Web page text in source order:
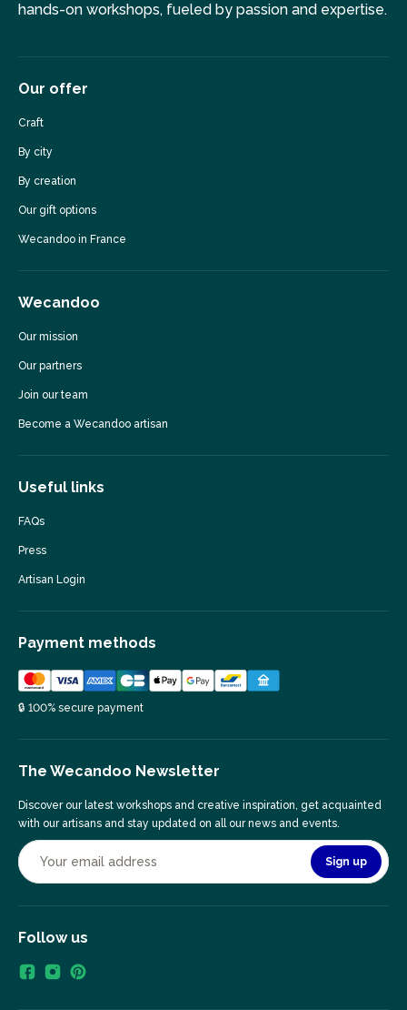
hands-on workshops, fueled by passion and expertise.
Our offer
Craft
By city
By creation
Our gift options
Wecandoo in France
Wecandoo
Our mission
Our partners
Join our team
Become a Wecandoo artisan
Useful links
FAQs
Press
Artisan Login
Payment methods
🔒 100% secure payment
The Wecandoo Newsletter
Discover our latest workshops and creative inspiration, get acquainted
with our artisans and stay updated on all our news and events.
Sign up
Follow us